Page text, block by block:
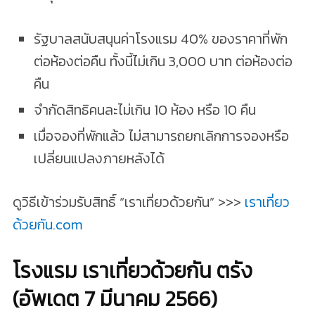
รัฐบาลสนับสนุนค่าโรงแรม 40% ของราคาที่พัก
ต่อห้องต่อคืน ทั้งนี้ไม่เกิน 3,000 บาท ต่อห้องต่อ
คืน
จำกัดสิทธิคนละไม่เกิน 10 ห้อง หรือ 10 คืน
เมื่อจองที่พักแล้ว ไม่สามารถยกเลิกการจองหรือ
เปลี่ยนแปลงภายหลังได้
ดูวิธีเข้าร่วมรับสิทธิ์ “เราเที่ยวด้วยกัน” >>> เราเที่ยว
ด้วยกัน.com
โรงแรม เราเที่ยวด้วยกัน ตรัง
(อัพเดต 7 มีนาคม 2566)